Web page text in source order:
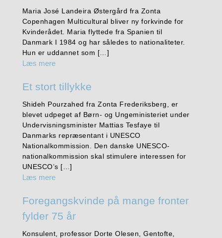
Maria José Landeira Østergård fra Zonta
Copenhagen Multicultural bliver ny forkvinde for
Kvinderådet. Maria flyttede fra Spanien til
Danmark I 1984 og har således to nationaliteter.
Hun er uddannet som […]
Læs mere
Et stort tillykke
Shideh Pourzahed fra Zonta Frederiksberg, er
blevet udpeget af Børn- og Ungeministeriet under
Undervisningsminister Mattias Tesfaye til
Danmarks repræsentant i UNESCO
Nationalkommission. Den danske UNESCO-
nationalkommission skal stimulere interessen for
UNESCO’s […]
Læs mere
Foregangskvinde på mange fronter
fylder 75 år
Konsulent, professor Dorte Olesen, Gentofte,